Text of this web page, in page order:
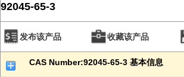
92045-65-3
发布该产品 收藏该产品
CAS Number:92045-65-3 基本信息